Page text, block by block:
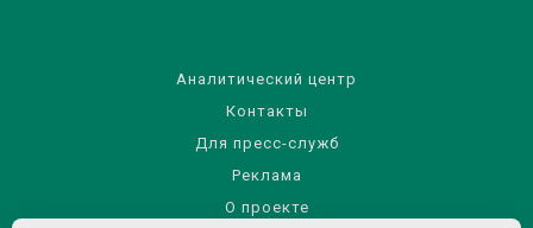
Аналитический центр
Контакты
Для пресс-служб
Реклама
О проекте